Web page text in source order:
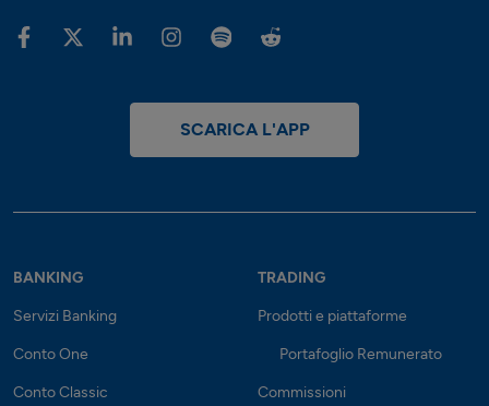
SCARICA L'APP
BANKING
Servizi Banking
Conto One
Conto Classic
TRADING
Prodotti e piattaforme
Portafoglio Remunerato
Commissioni